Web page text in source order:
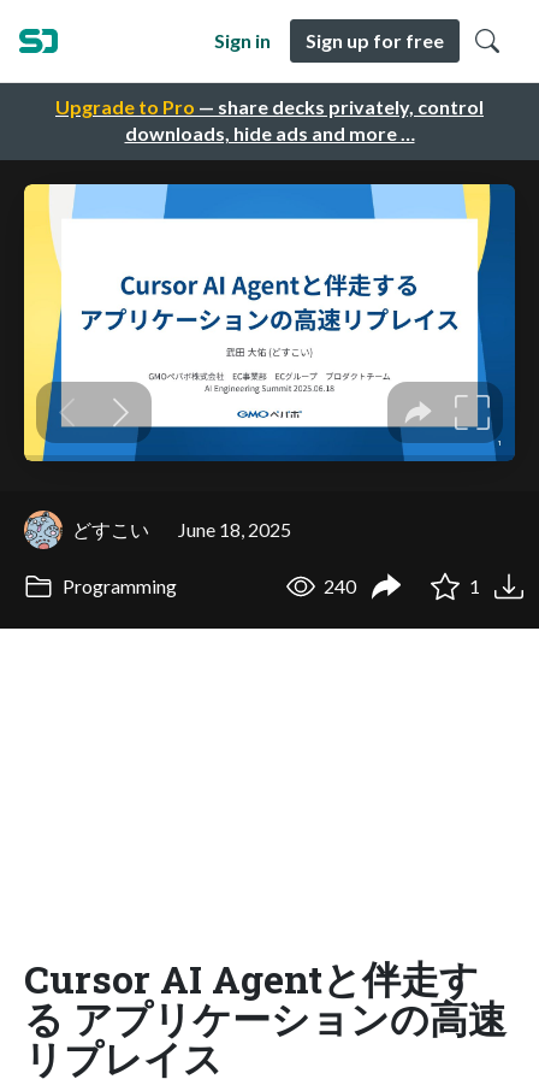
Upgrade to Pro — share decks privately, control
downloads, hide ads and more …
Sign in Sign up for free
どすこい June 18, 2025
Programming 240 1
Cursor AI Agentと伴走す
る アプリケーションの高速
リプレイス